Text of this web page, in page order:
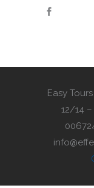
Easy
12/14 –